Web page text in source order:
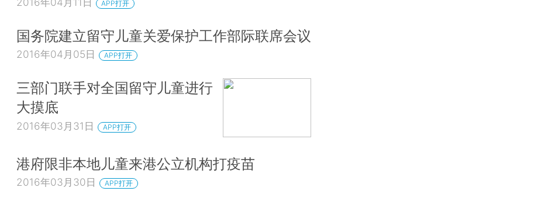
APP打开
国务院建立留守儿童关爱保护工作部际联席会议
2016年04月05日 APP打开
三部门联手对全国留守儿童进行
大摸底
2016年03月31日 APP打开
港府限非本地儿童来港公立机构打疫苗
2016年03月30日 APP打开